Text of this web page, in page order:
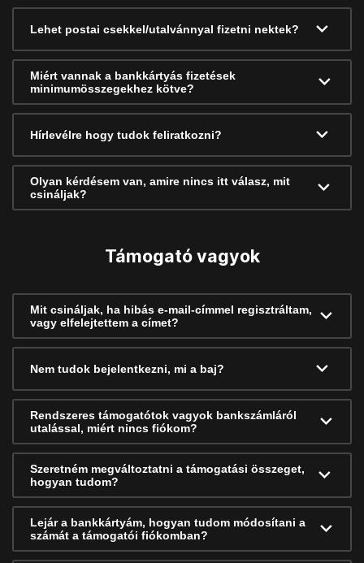
Lehet postai csekkel/utalvánnyal fizetni nektek?
Miért vannak a bankkártyás fizetések
minimumösszegekhez kötve?
Hírlevélre hogy tudok feliratkozni?
Olyan kérdésem van, amire nincs itt válasz, mit
csináljak?
Támogató vagyok
Mit csináljak, ha hibás e-mail-címmel regisztráltam,
vagy elfelejtettem a címet?
Nem tudok bejelentkezni, mi a baj?
Rendszeres támogatótok vagyok bankszámláról
utalással, miért nincs fiókom?
Szeretném megváltoztatni a támogatási összeget,
hogyan tudom?
Lejár a bankkártyám, hogyan tudom módosítani a
számát a támogatói fiókomban?